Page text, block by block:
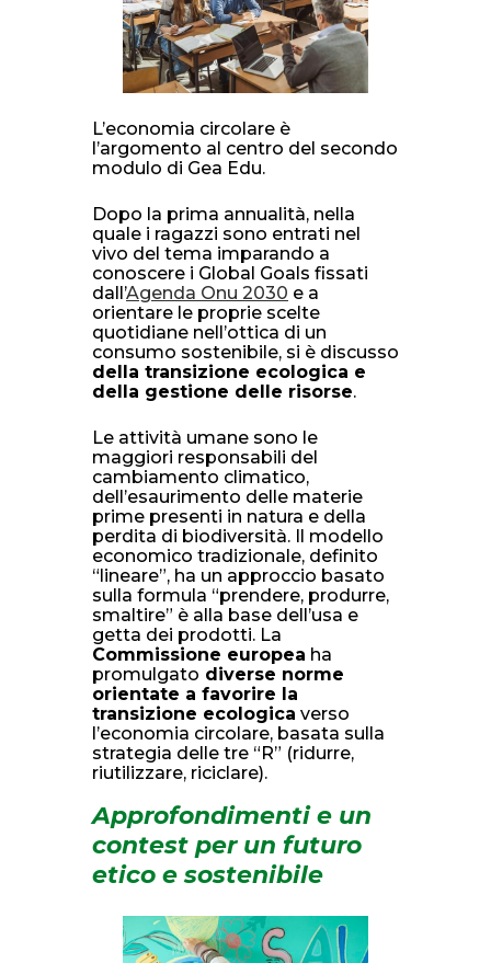
L’economia circolare è
l’argomento al centro del secondo
modulo di Gea Edu.
Dopo la prima annualità, nella
quale i ragazzi sono entrati nel
vivo del tema imparando a
conoscere i Global Goals fissati
dall’Agenda Onu 2030 e a
orientare le proprie scelte
quotidiane nell’ottica di un
consumo sostenibile, si è discusso
della transizione ecologica e
della gestione delle risorse.
Le attività umane sono le
maggiori responsabili del
cambiamento climatico,
dell’esaurimento delle materie
prime presenti in natura e della
perdita di biodiversità. Il modello
economico tradizionale, definito
“lineare”, ha un approccio basato
sulla formula “prendere, produrre,
smaltire” è alla base dell’usa e
getta dei prodotti. La
Commissione europea ha
promulgato diverse norme
orientate a favorire la
transizione ecologica verso
l’economia circolare, basata sulla
strategia delle tre “R” (ridurre,
riutilizzare, riciclare).
Approfondimenti e un
contest per un futuro
etico e sostenibile